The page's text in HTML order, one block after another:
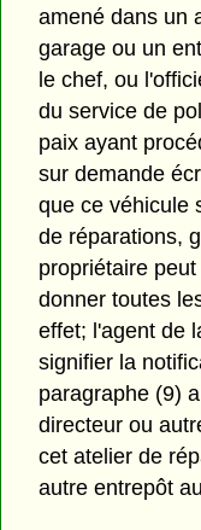
amené dans un
garage ou un
le chef, ou
du service de
paix ayant
sur demande
que ce véhicule
de réparations,
propriétaire
donner toutes
effet; l'agent de
signifier la
paragraphe (9)
directeur ou
cet atelier de
autre entrepôt